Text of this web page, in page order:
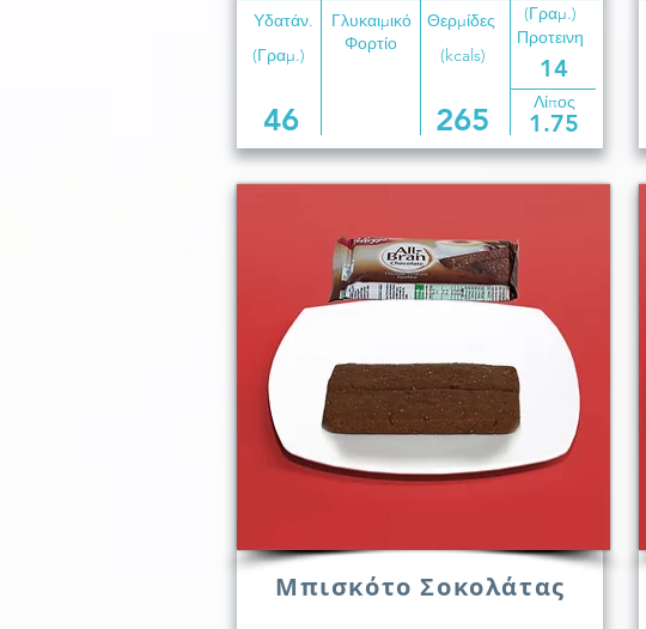
Υδατάν.
Γλυκαιμικό
Φορτίο
(Γραμ.)
Θερμίδες
(kcals)
Προτεινη
14
(Γραμ.)
46 265 Λίπος
1.75
Μπισκότο Σοκολάτας